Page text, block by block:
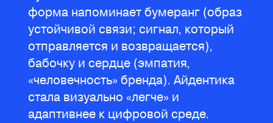
форма напоминает бумеранг (образ
устойчивой связи; сигнал, который
отправляется и возвращается),
бабочку и сердце (эмпатия,
«человечность» бренда). Айдентика
стала визуально «легче» и
адаптивнее к цифровой среде.